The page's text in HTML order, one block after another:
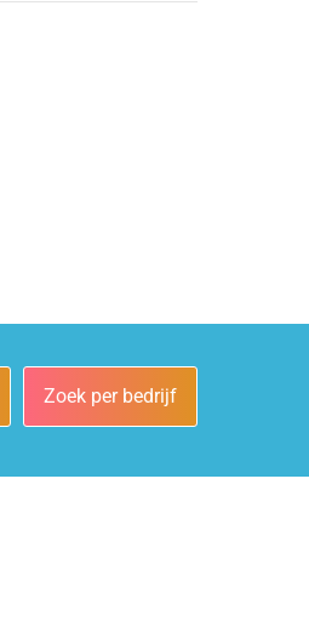
Zoek per bedrijf